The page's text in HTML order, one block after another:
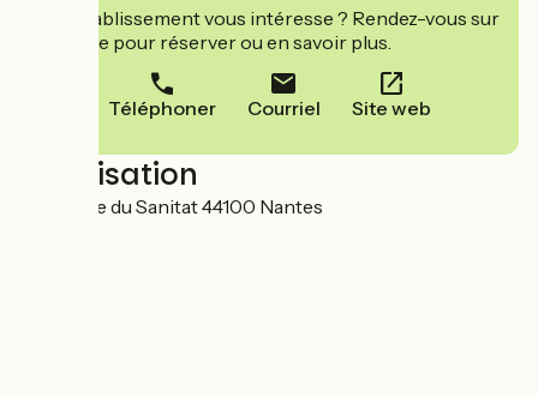
Cet établissement vous intéresse ? Rendez-vous sur
leur site pour réserver ou en savoir plus.
Téléphoner Courriel Site web
Localisation
2 impasse du Sanitat 44100 Nantes